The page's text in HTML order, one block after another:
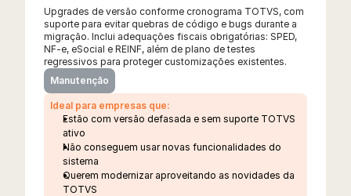
Upgrades de versão conforme cronograma TOTVS, com
suporte para evitar quebras de código e bugs durante a
migração. Inclui adequações fiscais obrigatórias: SPED,
NF-e, eSocial e REINF, além de plano de testes
regressivos para proteger customizações existentes.
Manutenção
Ideal para empresas que:
Estão com versão defasada e sem suporte TOTVS
ativo
Não conseguem usar novas funcionalidades do
sistema
Querem modernizar aproveitando as novidades da
TOTVS